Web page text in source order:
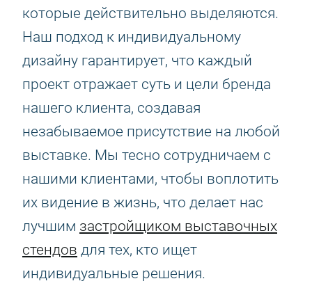
которые действительно выделяются.
Наш подход к индивидуальному
дизайну гарантирует, что каждый
проект отражает суть и цели бренда
нашего клиента, создавая
незабываемое присутствие на любой
выставке. Мы тесно сотрудничаем с
нашими клиентами, чтобы воплотить
их видение в жизнь, что делает нас
лучшим застройщиком выставочных
стендов для тех, кто ищет
индивидуальные решения.